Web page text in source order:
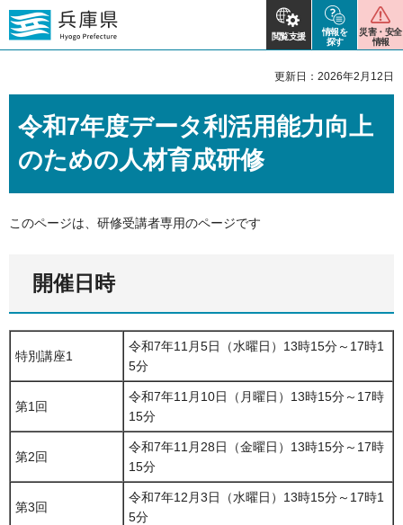
閲覧支援
情報を
探す
災害・安全
情報
更新日：2026年2月12日
令和7年度データ利活用能力向上
のための人材育成研修
このページは、研修受講者専用のページです
開催日時
特別講座1
令和7年11月5日（水曜日）13時15分～17時1
5分
第1回
令和7年11月10日（月曜日）13時15分～17時
15分
第2回
令和7年11月28日（金曜日）13時15分～17時
15分
第3回
令和7年12月3日（水曜日）13時15分～17時1
5分